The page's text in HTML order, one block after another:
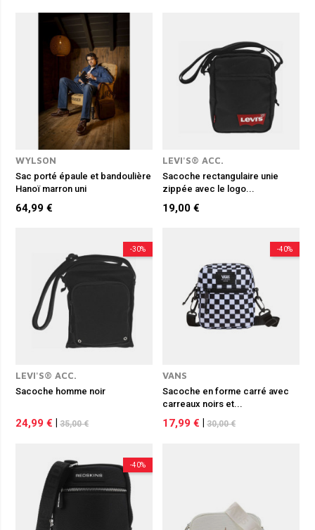
WYLSON
Sac porté épaule et bandoulière
Hanoï marron uni
64,99 €
LEVI'S® ACC.
Sacoche rectangulaire unie
zippée avec le logo...
19,00 €
-30%
LEVI'S® ACC.
Sacoche homme noir
24,99 € 35,00 €
-40%
VANS
Sacoche en forme carré avec
carreaux noirs et...
17,99 € 30,00 €
-40%